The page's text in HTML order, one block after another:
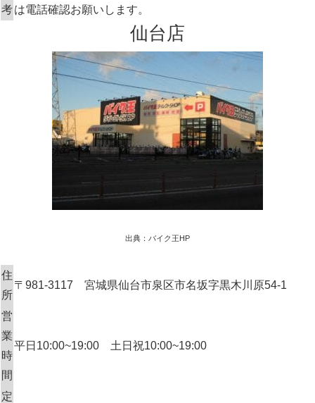
考は電話確認お願いします。
仙台店
出典：バイク王HP
住
所
〒981-3117 宮城県仙台市泉区市名坂字黒木川原54-1
営
業
時
間
平日10:00~19:00 土日祝10:00~19:00
定